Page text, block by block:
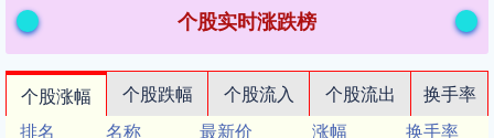
个股实时涨跌榜
个股涨幅 个股跌幅 个股流入 个股流出
换手率
排名
名称 最新价 涨幅
换手率